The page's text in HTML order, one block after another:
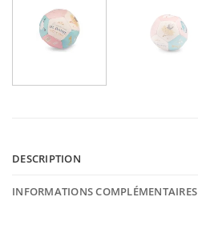
DESCRIPTION
INFORMATIONS COMPLÉMENTAIRES